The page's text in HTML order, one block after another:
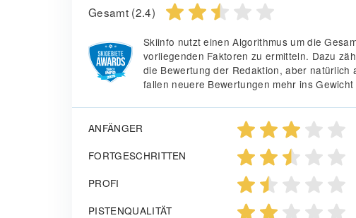
Gesamt (2.4)
Skiinfo nutzt einen Algorithmus um die
vorliegenden Faktoren zu ermitteln. Dazu
die Bewertung der Redaktion, aber natürlich
fallen neuere Bewertungen mehr ins
ANFÄNGER
FORTGESCHRITTEN
PROFI
PISTENQUALITÄT